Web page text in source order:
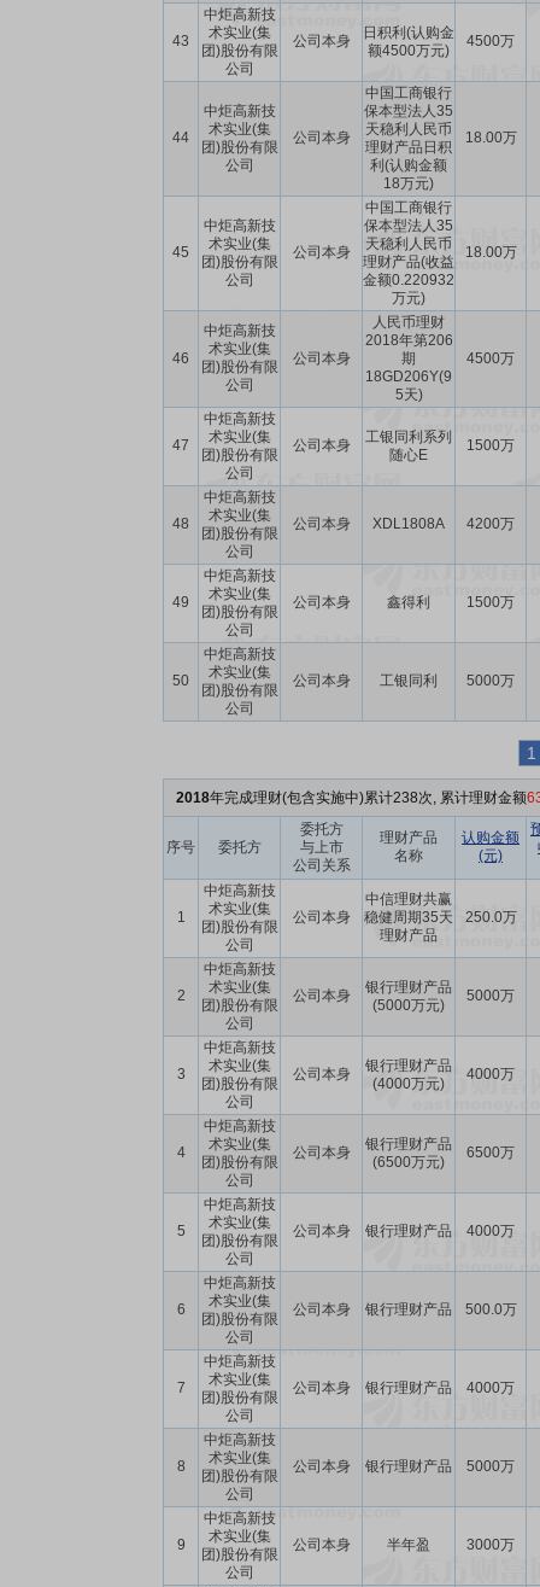
43
中炬高新技
术实业(集
团)股份有限
公司
公司本身
日积利(认购金
额4500万元)
4500万
44
中炬高新技
术实业(集
团)股份有限
公司
公司本身
中国工商银行
保本型法人35
天稳利人民币
理财产品日积
利(认购金额
18万元)
18.00万
45
中炬高新技
术实业(集
团)股份有限
公司
公司本身
中国工商银行
保本型法人35
天稳利人民币
理财产品(收益
金额0.220932
万元)
18.00万
46
中炬高新技
术实业(集
团)股份有限
公司
公司本身
人民币理财
2018年第206
期
18GD206Y(9
5天)
4500万
47
中炬高新技
术实业(集
团)股份有限
公司
公司本身
工银同利系列
随心E
1500万
48
中炬高新技
术实业(集
团)股份有限
公司
公司本身 XDL1808A 4200万
49
中炬高新技
术实业(集
团)股份有限
公司
公司本身 鑫得利 1500万
50
中炬高新技
术实业(集
团)股份有限
公司
公司本身 工银同利 5000万
1
2018年完成理财(包含实施中)累计238次, 累计理财金额
序号 委托方
委托方
与上市
公司关系
理财产品
名称
认购金额
(元)
1
中炬高新技
术实业(集
团)股份有限
公司
公司本身
中信理财共赢
稳健周期35天
理财产品
250.0万
2
中炬高新技
术实业(集
团)股份有限
公司
公司本身
银行理财产品
(5000万元)
5000万
3
中炬高新技
术实业(集
团)股份有限
公司
公司本身
银行理财产品
(4000万元)
4000万
4
中炬高新技
术实业(集
团)股份有限
公司
公司本身
银行理财产品
(6500万元)
6500万
5
中炬高新技
术实业(集
团)股份有限
公司
公司本身 银行理财产品 4000万
6
中炬高新技
术实业(集
团)股份有限
公司
公司本身 银行理财产品 500.0万
7
中炬高新技
术实业(集
团)股份有限
公司
公司本身 银行理财产品 4000万
8
中炬高新技
术实业(集
团)股份有限
公司
公司本身 银行理财产品 5000万
9
中炬高新技
术实业(集
团)股份有限
公司
公司本身 半年盈 3000万